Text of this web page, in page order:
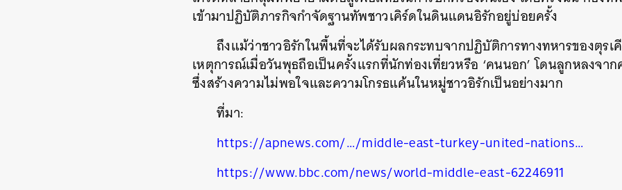
เข้ามาปฏิบัติภารกิจกำจัดฐานทัพชาวเคิร์ดในดินแดนอิรักอยู่บ่อยครั้ง
ถึงแม้ว่าชาวอิรักในพื้นที่จะได้รับผลกระทบจากปฏิบัติการทางทหารของตุรเ
เหตุการณ์เมื่อวันพุธถือเป็นครั้งแรกที่นักท่องเที่ยวหรือ ‘คนนอก’ โดนลูกหลงจา
ซึ่งสร้างความไม่พอใจและความโกรธแค้นในหมู่ชาวอิรักเป็นอย่างมาก
ที่มา:
https://apnews.com/…/middle-east-turkey-united-nations…
https://www.bbc.com/news/world-middle-east-62246911
ค้นหา
SHARE TWEET LINE EMAIL